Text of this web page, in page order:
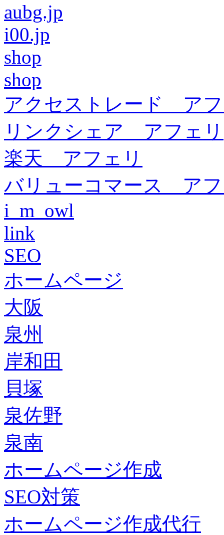
aubg.jp
i00.jp
shop
shop
アクセストレード ア
リンクシェア アフェリ
楽天 アフェリ
バリューコマース ア
i_m_owl
link
SEO
ホームページ
大阪
泉州
岸和田
貝塚
泉佐野
泉南
ホームページ作成
SEO対策
ホームページ作成代行